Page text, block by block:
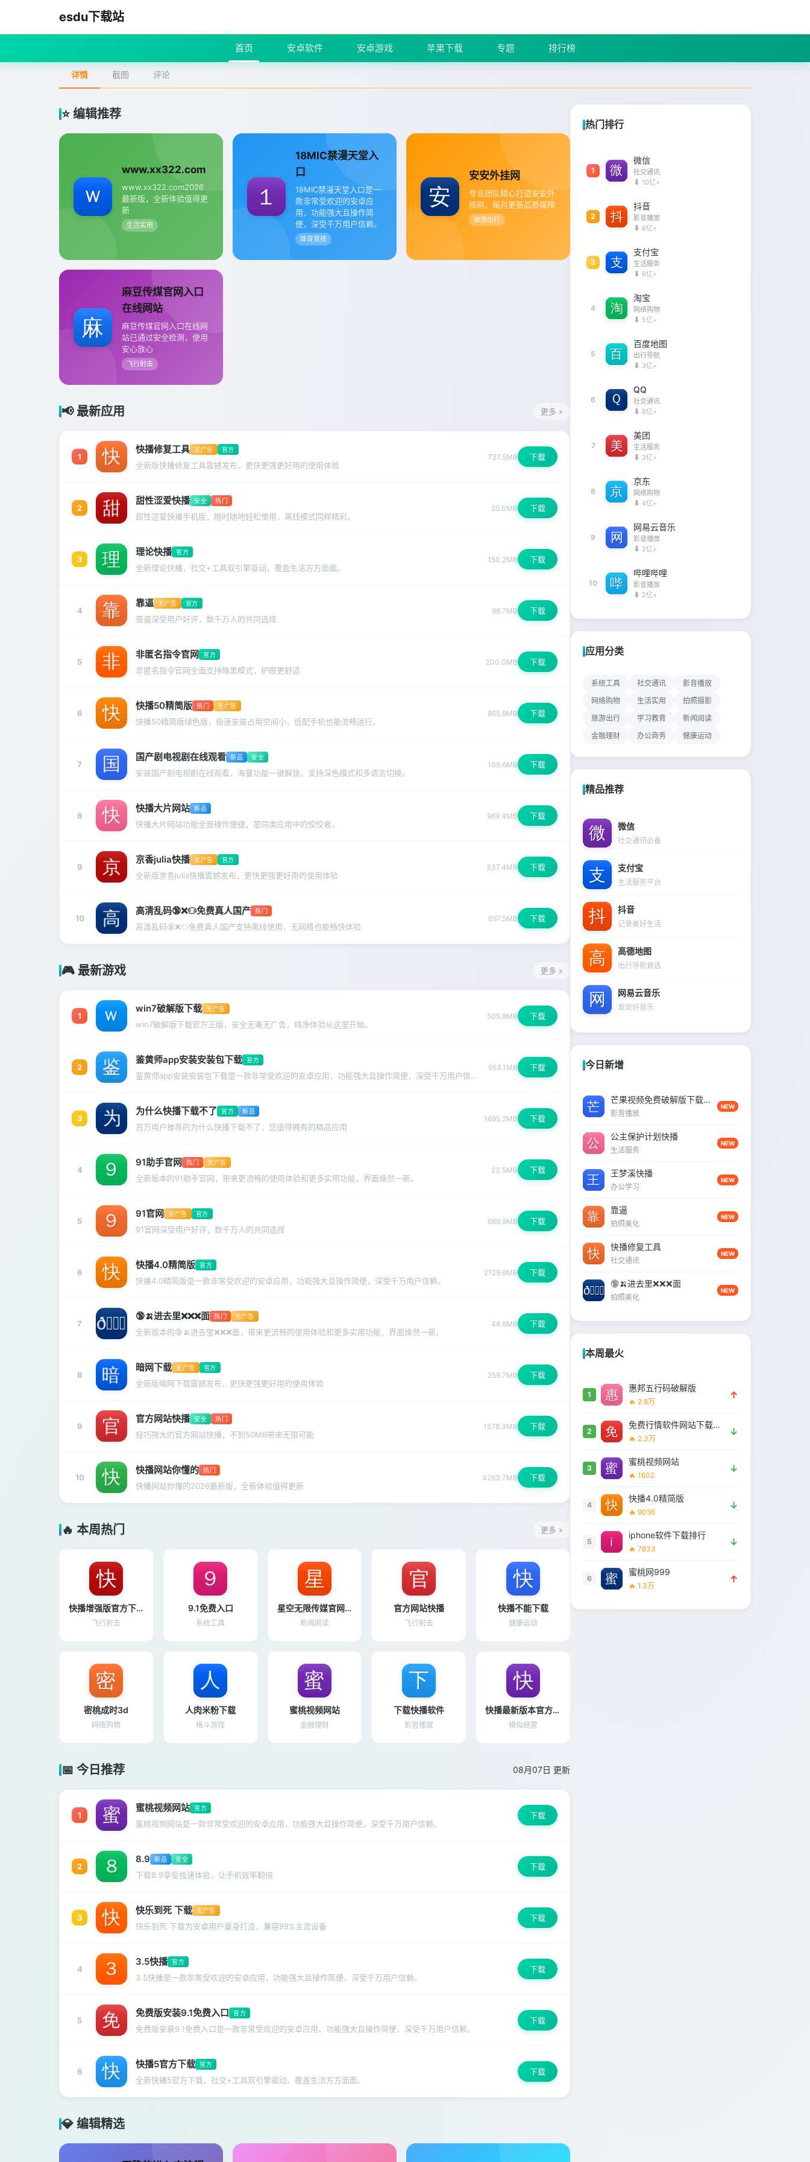
esdu下载站
首页 安卓软件 安卓游戏 苹果下载 专题 排行榜
详情 截图 评论
⭐ 编辑推荐
www.xx322.com
www.xx322.com2026
最新版，全新体验值得更
新
生活实用
18MIC禁漫天堂入
口
18MIC禁漫天堂入口是一
款非常受欢迎的安卓应
用，功能强大且操作简
便，深受千万用户信赖。
体育竞技
安安外挂网
专业团队精心打造安安外
挂网，每月更新品质保障
旅游出行
麻豆传煤官网入口
在线网站
麻豆传煤官网入口在线网
站已通过安全检测，使用
安心放心
飞行射击
📢 最新应用 更多 »
1
快播修复工具 无广告 官方
全新版快播修复工具震撼发布，更快更强更好用的使用体验
737.5MB 下载
2
甜性涩爱快播 安全 热门
甜性涩爱快播手机版，随时随地轻松使用，离线模式同样精彩。
25.0MB 下载
3
理论快播 官方
全新理论快播，社交+工具双引擎驱动，覆盖生活方方面面。
150.2MB 下载
4
靠逼 无广告 官方
靠逼深受用户好评，数千万人的共同选择
98.7MB 下载
5
非匿名指令官网 官方
非匿名指令官网全面支持暗黑模式，护眼更舒适
200.0MB 下载
6
快播50精简版 热门 无广告
快播50精简版绿色版，极速安装占用空间小，低配手机也能流畅运行。
865.9MB 下载
7
国产剧电视剧在线观看 新品 安全
安装国产剧电视剧在线观看，海量功能一键解锁，支持深色模式和多语言切换。
109.6MB 下载
8
快播大片网站 新品
快播大片网站功能全面操作便捷，是同类应用中的佼佼者。
969.4MB 下载
9
京香julia快播 无广告 官方
全新版京香julia快播震撼发布，更快更强更好用的使用体验
337.4MB 下载
10
高清乱码🔞❌♋免费真人国产 热门
高清乱码🔞❌♋免费真人国产支持离线使用，无网络也能畅快体验
697.5MB 下载
🎮 最新游戏 更多 »
1
win7破解版下载 无广告
win7破解版下载官方正版，安全无毒无广告，纯净体验从这里开始。
505.8MB 下载
2
鉴黄师app安装安装包下载 官方
鉴黄师app安装安装包下载是一款非常受欢迎的安卓应用，功能强大且操作简便，深受千万用户信赖。
953.1MB 下载
3
为什么快播下载不了 官方 新品
百万用户推荐的为什么快播下载不了，您值得拥有的精品应用
1695.2MB 下载
4
91助手官网 热门 无广告
全新版本的91助手官网，带来更流畅的使用体验和更多实用功能，界面焕然一新。
23.5MB 下载
5
91官网 无广告 官方
91官网深受用户好评，数千万人的共同选择
689.9MB 下载
6
快播4.0精简版 官方
快播4.0精简版是一款非常受欢迎的安卓应用，功能强大且操作简便，深受千万用户信赖。
2129.6MB 下载
7
🔞🍌进去里❌❌❌面 热门 无广告
全新版本的🔞🍌进去里❌❌❌面，带来更流畅的使用体验和更多实用功能，界面焕然一新。
48.6MB 下载
8
暗网下载 无广告 官方
全新版暗网下载震撼发布，更快更强更好用的使用体验
259.7MB 下载
9
官方网站快播 安全 热门
轻巧强大的官方网站快播，不到50MB带来无限可能
1578.3MB 下载
10
快播网站你懂的 热门
快播网站你懂的2026最新版，全新体验值得更新
4263.7MB 下载
🔥 本周热门 更多 »
快播增强版官方下载
飞行射击
9.1免费入口
系统工具
星空无限传媒官网免费下载
新闻阅读
官方网站快播
飞行射击
快播不能下载
健康运动
密桃成时3d
网络购物
人肉米粉下载
格斗游戏
蜜桃视频网站
金融理财
下载快播软件
影音播放
快播最新版本官方下载
模拟经营
📅 今日推荐 08月07日 更新
1
蜜桃视频网站 官方
蜜桃视频网站是一款非常受欢迎的安卓应用，功能强大且操作简便，深受千万用户信赖。
下载
2
8.9 新品 安全
下载8.9享受极速体验，让手机效率翻倍
下载
3
快乐到死 下载 无广告
快乐到死 下载为安卓用户量身打造，兼容99%主流设备
下载
4
3.5快播 官方
3.5快播是一款非常受欢迎的安卓应用，功能强大且操作简便，深受千万用户信赖。
下载
5
免费版安装9.1免费入口 官方
免费版安装9.1免费入口是一款非常受欢迎的安卓应用，功能强大且操作简便，深受千万用户信赖。
下载
6
快播5官方下载 官方
全新快播5官方下载，社交+工具双引擎驱动，覆盖生活方方面面。
下载
💎 编辑精选
热门排行
1
微信
社交通讯
⬇ 10亿+
2
抖音
影音播放
⬇ 8亿+
3
支付宝
生活服务
⬇ 6亿+
4
淘宝
网络购物
⬇ 5亿+
5
百度地图
出行导航
⬇ 3亿+
6
QQ
社交通讯
⬇ 8亿+
7
美团
生活服务
⬇ 3亿+
8
京东
网络购物
⬇ 4亿+
9
网易云音乐
影音播放
⬇ 2亿+
10
哔哩哔哩
影音播放
⬇ 2亿+
应用分类
系统工具 社交通讯
影音播放
网络购物
生活实用
拍照摄影
旅游出行
学习教育
新闻阅读
金融理财
办公商务 健康运动
精品推荐
微信
社交通讯必备
支付宝
生活服务平台
抖音
记录美好生活
高德地图
出行导航首选
网易云音乐
发现好音乐
今日新增
芒果视频免费破解版下载并安装
影音播放
NEW
公主保护计划快播
生活服务
NEW
王梦溪快播
办公学习
NEW
靠逼
拍照美化
NEW
快播修复工具
社交通讯
NEW
🔞🍌进去里❌❌❌面
拍照美化
NEW
本周最火
1
惠邦五行码破解版
🔥 2.8万
↑
2
免费行情软件网站下载大全安全吗
🔥 2.3万
↓
3
蜜桃视频网站
🔥 1602
↓
4
快播4.0精简版
🔥 9056
↓
5
iphone软件下载排行
🔥 7833
↓
6
蜜桃网999
🔥 1.3万
↑